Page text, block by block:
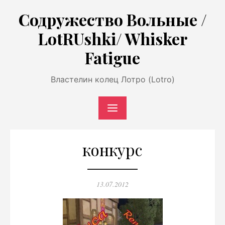
содержимому
Содружество Вольные /
LotRUshki/ Whisker
Fatigue
Властелин колец Лотро (Lotro)
конкурс
Опубликовано
13.07.2012